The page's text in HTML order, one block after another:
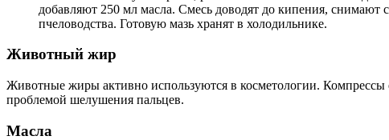
добавляют 250 мл масла. Смесь доводят до кипения, снимают
пчеловодства. Готовую мазь хранят в холодильнике.
Животный жир
Животные жиры активно используются в косметологии.
проблемой шелушения пальцев.
Масла